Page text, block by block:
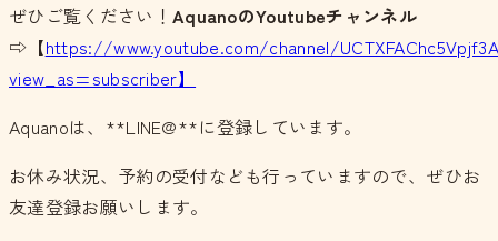
ぜひご覧ください！ AquanoのYoutubeチャンネル
⇨【https://www.youtube.com/channel/
view_as=subscriber】
Aquanoは、**LINE@**に登録しています。
お休み状況、予約の受付なども行っていますので、ぜひお
友達登録お願いします。